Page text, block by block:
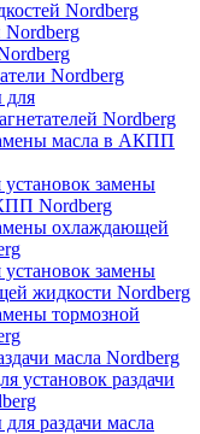
Nordberg
Nordberg
для
Nordberg
масла в АКПП
замены
Nordberg
охлаждающей
замены
жидкости Nordberg
тормозной
масла Nordberg
установок раздачи
раздачи масла